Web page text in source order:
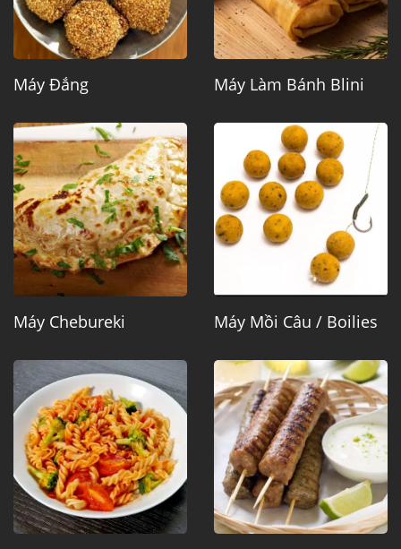
Máy Đắng Máy Làm Bánh Blini
Máy Chebureki Máy Mồi Câu / Boilies